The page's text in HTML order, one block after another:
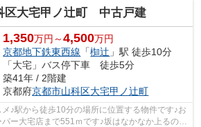
区大宅甲ノ辻町 中古戸建
1,350万円～4,500万円
京都地下鉄東西線 「椥辻 」駅 徒歩10分
「大宅」バス停下車 徒歩5分
築41年 / 2階建
京都府京都市山科区大宅甲ノ辻町
♪駅から徒歩10分の場所に位置する物件です♪お
ー大宅店まで551ｍです♪坂はなかなか上るのが